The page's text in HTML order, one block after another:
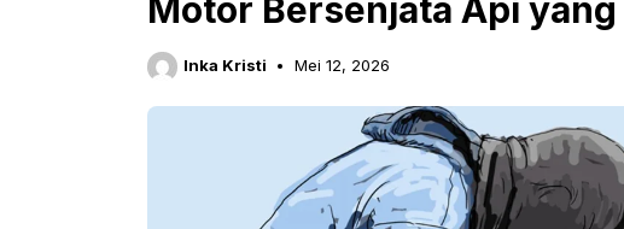
Motor Bersenjata Api yang
Inka Kristi Mei 12, 2026